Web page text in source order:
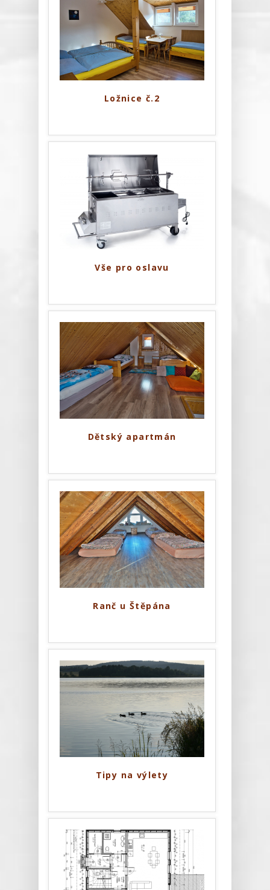
Ložnice č.2
Vše pro oslavu
Dětský apartmán
Ranč u Štěpána
Tipy na výlety
How To
Reservation
House Rental
Contract
Gallery
Tips For
Guestbook
/